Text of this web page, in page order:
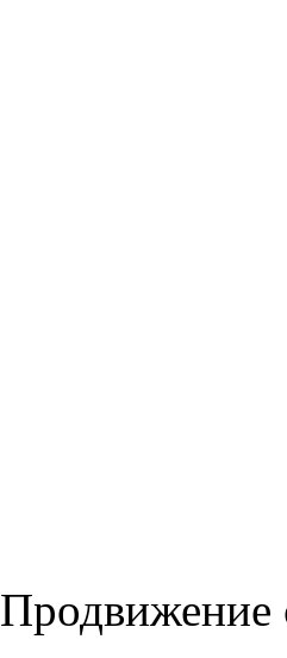
Продвижение